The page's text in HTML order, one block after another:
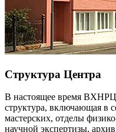
Структура Центра
В настоящее время ВХНРЦ
структура, включающая в
мастерских, отделы
научной экспертизы,